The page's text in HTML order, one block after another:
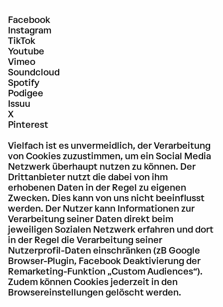
Facebook
Instagram
TikTok
Youtube
Vimeo
Soundcloud
Spotify
Podigee
Issuu
X
Pinterest
​​​​​Vielfach ist es unvermeidlich, der Verarbeitung
von Cookies zuzustimmen, um ein Social Media
Netzwerk überhaupt nutzen zu können. Der
Drittanbieter nutzt die dabei von ihm
erhobenen Daten in der Regel zu eigenen
Zwecken. Dies kann von uns nicht beeinflusst
werden. Der Nutzer kann Informationen zur
Verarbeitung seiner Daten direkt beim
jeweiligen Sozialen Netzwerk erfahren und dort
in der Regel die Verarbeitung seiner
Nutzerprofil-Daten einschränken (zB Google
Browser-Plugin, Facebook Deaktivierung der
Remarketing-Funktion „Custom Audiences“).
Zudem können Cookies jederzeit in den
Browsereinstellungen gelöscht werden.